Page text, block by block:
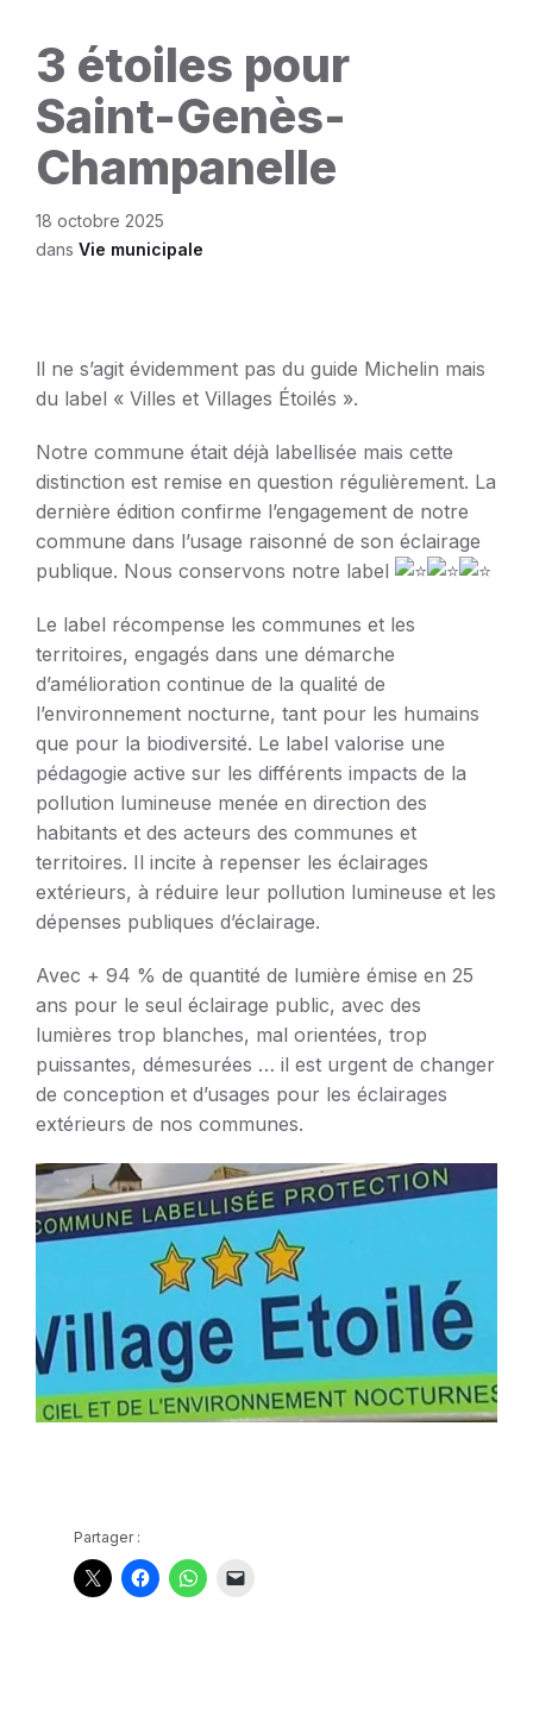
3 étoiles pour
Saint-Genès-
Champanelle
18 octobre 2025
dans Vie municipale
ll ne s’agit évidemment pas du guide Michelin mais
du label « Villes et Villages Étoilés ».
Notre commune était déjà labellisée mais cette
distinction est remise en question régulièrement. La
dernière édition confirme l’engagement de notre
commune dans l’usage raisonné de son éclairage
publique. Nous conservons notre label
Le label récompense les communes et les
territoires, engagés dans une démarche
d’amélioration continue de la qualité de
l’environnement nocturne, tant pour les humains
que pour la biodiversité. Le label valorise une
pédagogie active sur les différents impacts de la
pollution lumineuse menée en direction des
habitants et des acteurs des communes et
territoires. Il incite à repenser les éclairages
extérieurs, à réduire leur pollution lumineuse et les
dépenses publiques d’éclairage.
Avec + 94 % de quantité de lumière émise en 25
ans pour le seul éclairage public, avec des
lumières trop blanches, mal orientées, trop
puissantes, démesurées … il est urgent de changer
de conception et d’usages pour les éclairages
extérieurs de nos communes.
Partager :